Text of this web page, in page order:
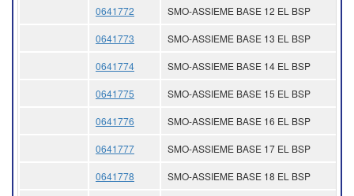
0641772 SMO-ASSIEME BASE 12 EL BSP
0641773 SMO-ASSIEME BASE 13 EL BSP
0641774 SMO-ASSIEME BASE 14 EL BSP
0641775 SMO-ASSIEME BASE 15 EL BSP
0641776 SMO-ASSIEME BASE 16 EL BSP
0641777 SMO-ASSIEME BASE 17 EL BSP
0641778 SMO-ASSIEME BASE 18 EL BSP